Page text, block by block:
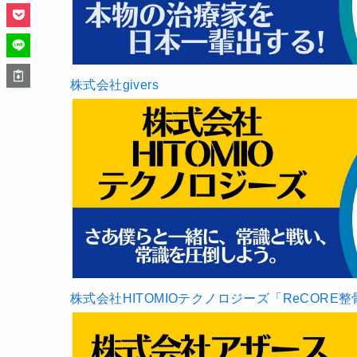
株式会社givers
株式会社HITOMIOテクノロジーズ「ReCORE整